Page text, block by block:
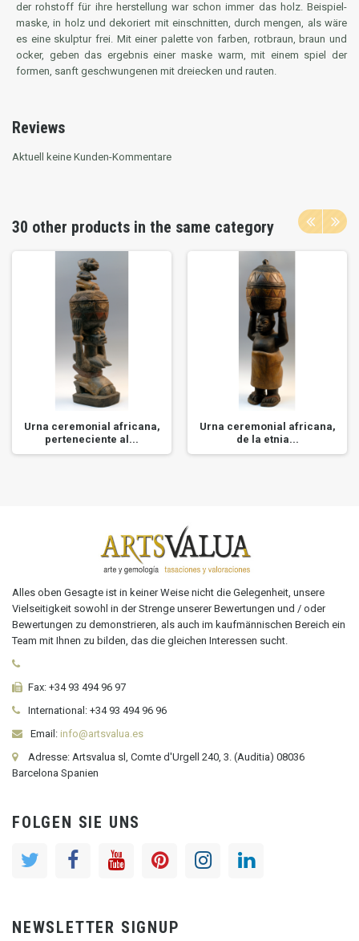
der rohstoff für ihre herstellung war schon immer das holz. Beispiel-
maske, in holz und dekoriert mit einschnitten, durch mengen, als wäre
es eine skulptur frei. Mit einer palette von farben, rotbraun, braun und
ocker, geben das ergebnis einer maske warm, mit einem spiel der
formen, sanft geschwungenen mit dreiecken und rauten.
Reviews
Aktuell keine Kunden-Kommentare
30 other products in the same category
Urna ceremonial africana,
perteneciente al...
Urna ceremonial africana,
de la etnia...
Alles oben Gesagte ist in keiner Weise nicht die Gelegenheit, unsere
Vielseitigkeit sowohl in der Strenge unserer Bewertungen und / oder
Bewertungen zu demonstrieren, als auch im kaufmännischen Bereich ein
Team mit Ihnen zu bilden, das die gleichen Interessen sucht.
Fax: +34 93 494 96 97
International: +34 93 494 96 96
Email: info@artsvalua.es
Adresse: Artsvalua sl, Comte d'Urgell 240, 3. (Auditia) 08036
Barcelona Spanien
FOLGEN SIE UNS
NEWSLETTER SIGNUP